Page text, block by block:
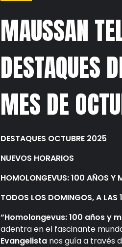
MAUSSAN
DESTAQUES
MES DE
DESTAQUES OCTUBRE 2025
NUEVOS HORARIOS
HOMOLONGEVUS: 100 AÑOS Y
TODOS LOS DOMINGOS, A LAS
“Homolongevus: 100 años y
adentra en el fascinante
Evangelista nos guía a través